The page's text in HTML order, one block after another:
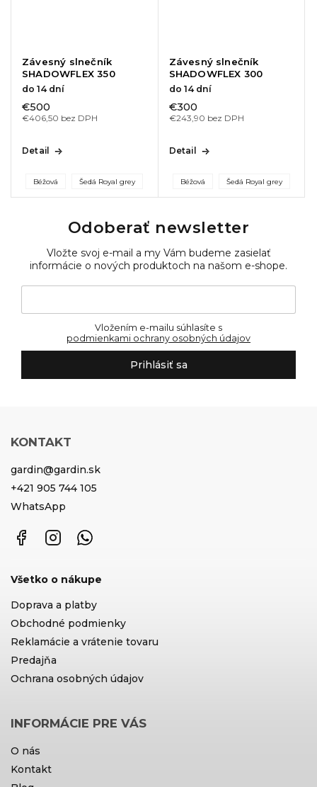
Závesný slnečník
SHADOWFLEX 350
do 14 dní
€406,50 bez DPH
€500
Detail
Béžová Šedá Royal grey
Závesný slnečník
SHADOWFLEX 300
do 14 dní
€243,90 bez DPH
€300
Detail
Béžová Šedá Royal grey
Odoberať newsletter
Vložte svoj e-mail a my Vám budeme zasielať
informácie o nových produktoch na našom e-shope.
podmienkami ochrany osobných údajov
Prihlásiť sa
KONTAKT
gardin@gardin.sk
+421 905 744 105
WhatsApp
FacebookInstagram
Všetko o nákupe
Doprava a platby
Obchodné podmienky
Reklamácie a vrátenie tovaru
Predajňa
Ochrana osobných údajov
INFORMÁCIE PRE VÁS
O nás
Kontakt